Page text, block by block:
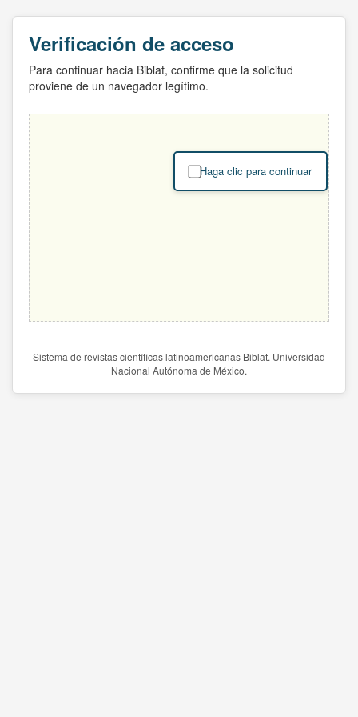
Verificación de acceso
Para continuar hacia Biblat, confirme que la solicitud
proviene de un navegador legítimo.
Haga clic para continuar
Sistema de revistas científicas latinoamericanas Biblat. Universidad
Nacional Autónoma de México.